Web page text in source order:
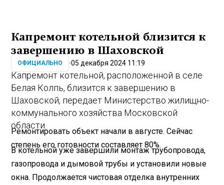
Капремонт котельной близится к
завершению в Шаховской
ОФИЦИАЛЬНО 05 декабря 2024 11:19
Капремонт котельной, расположенной в селе
Белая Колпь, близится к завершению в
Шаховской, передает Министерство жилищно-
коммунального хозяйства Московской
области.
Ремонтировать объект начали в августе. Сейчас
степень его готовности составляет 80%.
В котельной уже завершили монтаж трубопровода,
газопровода и дымовой трубы и установили новые
окна. Продолжается чистовая отделка внутренних